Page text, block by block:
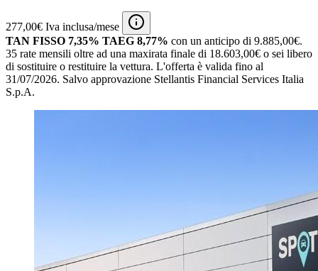
277,00€ Iva inclusa/mese
TAN FISSO 7,35% TAEG 8,77% con un anticipo di 9.885,00€.
35 rate mensili oltre ad una maxirata finale di 18.603,00€ o sei libero
di sostituire o restituire la vettura. L'offerta è valida fino al
31/07/2026. Salvo approvazione Stellantis Financial Services Italia
S.p.A.